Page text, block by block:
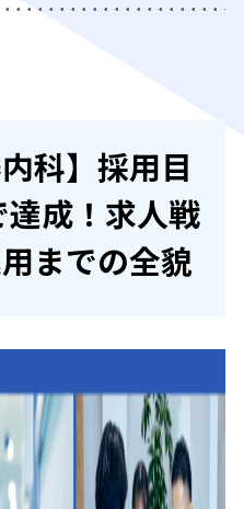
科】採用目
成！求人戦
までの全貌